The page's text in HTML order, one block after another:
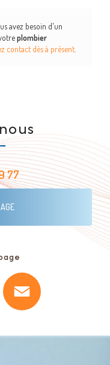
avez besoin d'un
plombier
contact dès à présent
77